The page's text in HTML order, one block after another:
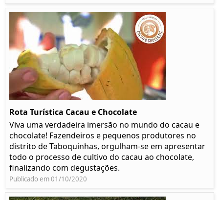
Rota Turística Cacau e Chocolate
Viva uma verdadeira imersão no mundo do cacau e
chocolate! Fazendeiros e pequenos produtores no
distrito de Taboquinhas, orgulham-se em apresentar
todo o processo de cultivo do cacau ao chocolate,
finalizando com degustações.
Publicado em 01/10/2020